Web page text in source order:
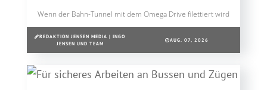
Wenn der Bahn-Tunnel mit dem Omega Drive filettiert wird
REDAKTION JENSEN MEDIA | INGO
JENSEN UND TEAM
AUG. 07, 2026